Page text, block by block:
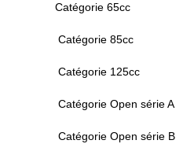
Catégorie 65cc
Catégorie 85cc
Catégorie 125cc
Catégorie Open série A
Catégorie Open série B